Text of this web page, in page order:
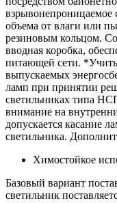
взрывонепроницаемое
объема от влаги или
резиновым кольцом.
вводная коробка,
питающей сети.
выпускаемых
ламп при принятии
светильниках типа
внимание на
допускается касание
светильника.
Химостойкое
Базовый вариант
светильник